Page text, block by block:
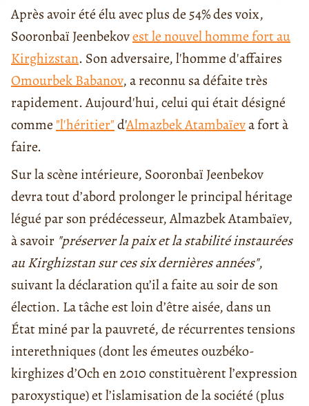
Après avoir été élu avec plus de 54% des voix,
Sooronbaï Jeenbekovest le nouvel homme fort au
Kirghizstan. Son adversaire, l'homme d'affaires
Omourbek Babanov, a reconnu sa défaite très
rapidement. Aujourd'hui, celui qui était désigné
comme "l'héritier"d'Almazbek Atambaïeva fort à
faire.
Sur la scène intérieure, Sooronbaï Jeenbekov
devra tout d’abord prolonger le principal héritage
légué par son prédécesseur, Almazbek Atambaïev,
à savoir "préserver la paix et la stabilité instaurées
au Kirghizstan sur ces six dernières années",
suivant la déclaration qu’il a faite au soir de son
élection. La tâche est loin d’être aisée, dans un
État miné par la pauvreté, de récurrentes tensions
interethniques (dont les émeutes ouzbéko-
kirghizes d’Och en 2010 constituèrent l’expression
paroxystique) et l’islamisation de la société (plus